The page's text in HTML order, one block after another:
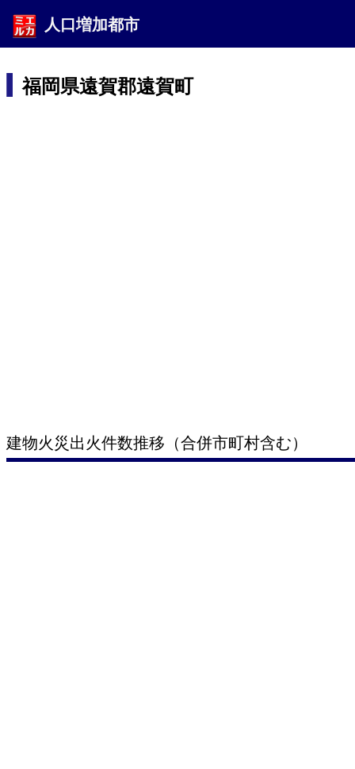
人口増加都市
福岡県遠賀郡遠賀町
建物火災出火件数推移（合併市町村含む）